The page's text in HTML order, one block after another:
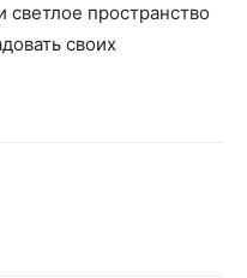
светлое пространство
своих